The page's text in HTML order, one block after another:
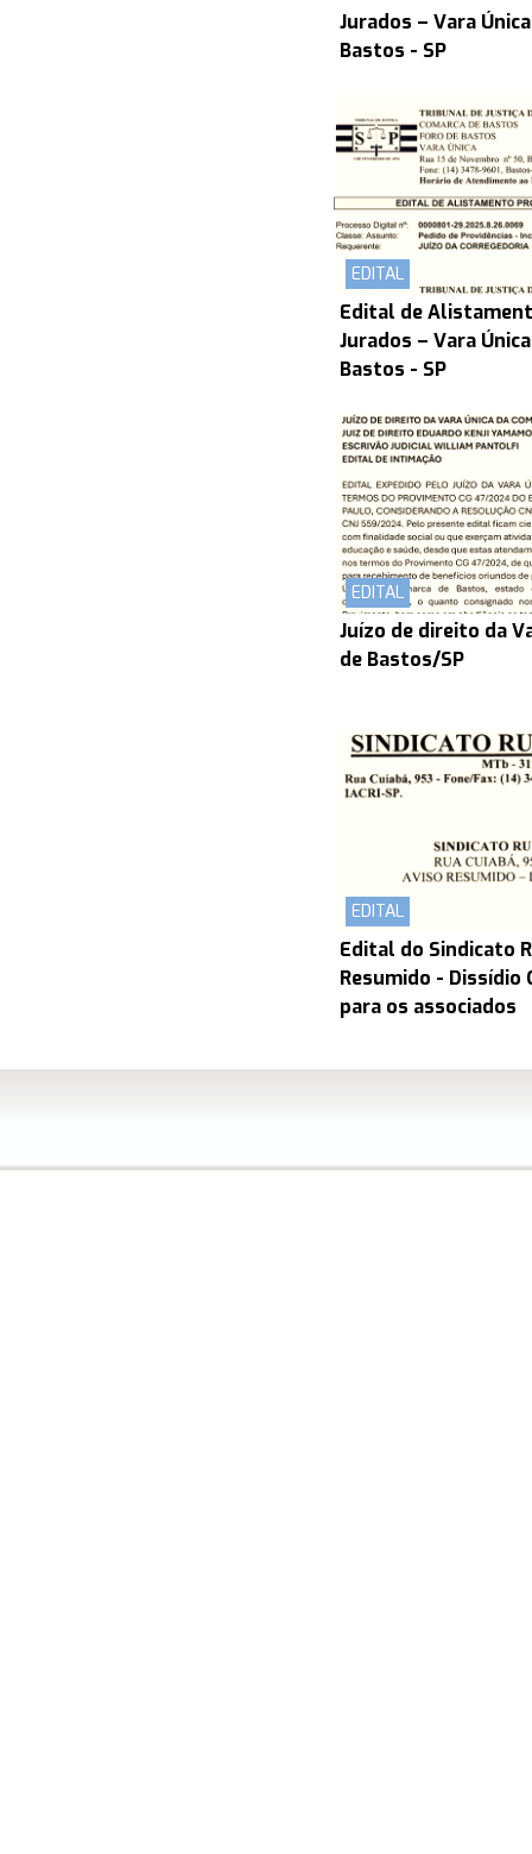
Jurados – Vara
Bastos - SP
EDITAL
Edital de
Jurados – Vara
Bastos - SP
EDITAL
Juízo de direito da
de Bastos/SP
EDITAL
Edital do Sindicato
Resumido -
para os associados